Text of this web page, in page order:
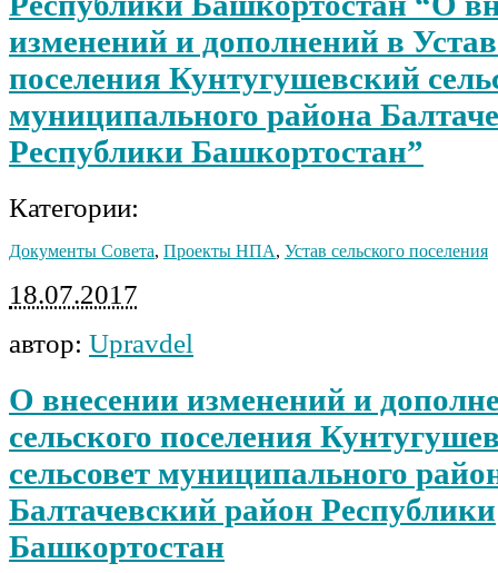
изменений и дополнений в Устав
поселения Кунтугушевский
муниципального района
Республики Башкортостан”
Категории:
Документы Совета, Проекты НПА, Устав сельского поселения
18.07.2017
автор: Upravdel
О внесении изменений и
сельского поселения
сельсовет муниципального
Балтачевский район Республики
Башкортостан